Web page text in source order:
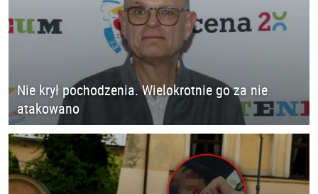
Nie krył pochodzenia. Wielokrotnie go za nie
atakowano